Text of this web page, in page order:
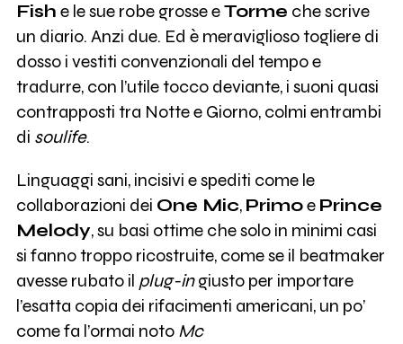
Fish e le sue robe grosse eTorme che scrive
un diario. Anzi due. Ed è meraviglioso togliere di
dosso i vestiti convenzionali del tempo e
tradurre, con l’utile tocco deviante, i suoni quasi
contrapposti tra Notte e Giorno, colmi entrambi
di soulife.
Linguaggi sani, incisivi e spediti come le
collaborazioni dei One Mic, Primoe Prince
Melody, su basi ottime che solo in minimi casi
si fanno troppo ricostruite, come se il beatmaker
avesse rubato il plug-ingiusto per importare
l’esatta copia dei rifacimenti americani, un po’
come fa l’ormai noto Mc